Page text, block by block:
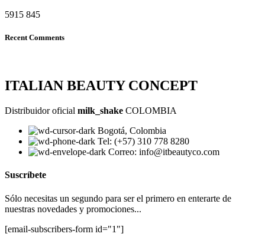
5915 845
Recent Comments
ITALIAN BEAUTY CONCEPT
Distribuidor oficial milk_shake COLOMBIA
Bogotá, Colombia
Tel: (+57) 310 778 8280
Correo: info@itbeautyco.com
Suscríbete
Sólo necesitas un segundo para ser el primero en enterarte de
nuestras novedades y promociones...
[email-subscribers-form id="1"]